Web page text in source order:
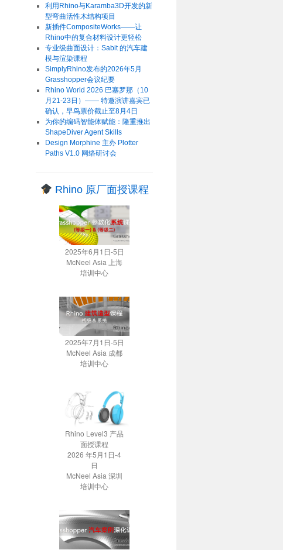
利用Rhino与Karamba3D开发的新
型弯曲活性木结构项目
新插件CompositeWorks——让
Rhino中的复合材料设计更轻松
专业级曲面设计：Sabit 的汽车建
模与渲染课程
SimplyRhino发布的2026年5月
Grasshopper会议纪要
Rhino World 2026 巴塞罗那（10
月21-23日）—— 特邀演讲嘉宾已
确认，早鸟票价截止至8月4日
为你的编码智能体赋能：隆重推出
ShapeDiver Agent Skills
Design Morphine 主办 Plotter
Paths V1.0 网络研讨会
Rhino 原厂面授课程
2025年6月1日-5日
McNeel Asia 上海
培训中心
2025年7月1日-5日
McNeel Asia 成都
培训中心
Rhino Level3 产品
面授课程
2026 年5月1日-4
日
McNeel Asia 深圳
培训中心